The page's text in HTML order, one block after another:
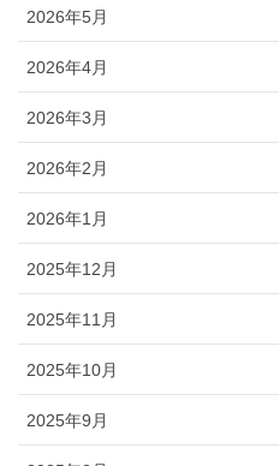
2026年5月
2026年4月
2026年3月
2026年2月
2026年1月
2025年12月
2025年11月
2025年10月
2025年9月